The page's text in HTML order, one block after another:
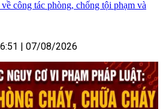
công tác phòng, chống tội phạm và
07/08/2026